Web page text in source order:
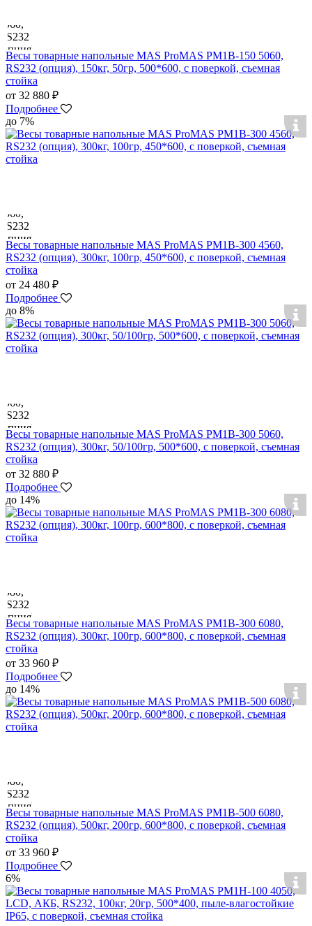
Весы товарные напольные MAS ProMAS PM1B-150 5060,
RS232 (опция), 150кг, 50гр, 500*600, с поверкой, съемная
стойка
от 32 880 ₽
Подробнее
до 7%
Весы товарные напольные MAS ProMAS PM1B-300 4560,
RS232 (опция), 300кг, 100гр, 450*600, с поверкой, съемная
стойка
от 24 480 ₽
Подробнее
до 8%
Весы товарные напольные MAS ProMAS PM1B-300 5060,
RS232 (опция), 300кг, 50/100гр, 500*600, с поверкой, съемная
стойка
от 32 880 ₽
Подробнее
до 14%
Весы товарные напольные MAS ProMAS PM1B-300 6080,
RS232 (опция), 300кг, 100гр, 600*800, с поверкой, съемная
стойка
от 33 960 ₽
Подробнее
до 14%
Весы товарные напольные MAS ProMAS PM1B-500 6080,
RS232 (опция), 500кг, 200гр, 600*800, с поверкой, съемная
стойка
от 33 960 ₽
Подробнее
6%